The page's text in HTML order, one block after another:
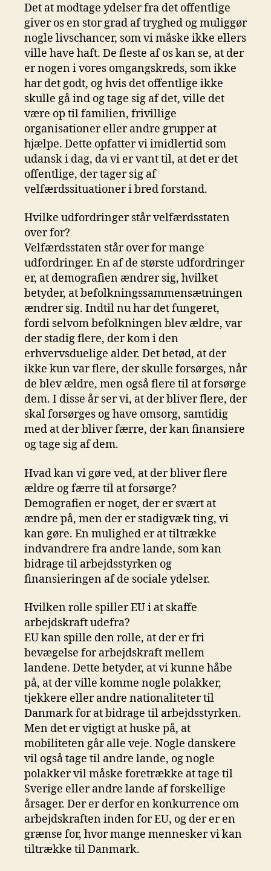
Det at modtage ydelser fra det offentlige
giver os en stor grad af tryghed og muliggør
nogle livschancer, som vi måske ikke ellers
ville have haft. De fleste af os kan se, at der
er nogen i vores omgangskreds, som ikke
har det godt, og hvis det offentlige ikke
skulle gå ind og tage sig af det, ville det
være op til familien, frivillige
organisationer eller andre grupper at
hjælpe. Dette opfatter vi imidlertid som
udansk i dag, da vi er vant til, at det er det
offentlige, der tager sig af
velfærdssituationer i bred forstand.
Hvilke udfordringer står velfærdsstaten
over for?
Velfærdsstaten står over for mange
udfordringer. En af de største udfordringer
er, at demografien ændrer sig, hvilket
betyder, at befolkningssammensætningen
ændrer sig. Indtil nu har det fungeret,
fordi selvom befolkningen blev ældre, var
der stadig flere, der kom i den
erhvervsduelige alder. Det betød, at der
ikke kun var flere, der skulle forsørges, når
de blev ældre, men også flere til at forsørge
dem. I disse år ser vi, at der bliver flere, der
skal forsørges og have omsorg, samtidig
med at der bliver færre, der kan finansiere
og tage sig af dem.
Hvad kan vi gøre ved, at der bliver flere
ældre og færre til at forsørge?
Demografien er noget, der er svært at
ændre på, men der er stadigvæk ting, vi
kan gøre. En mulighed er at tiltrække
indvandrere fra andre lande, som kan
bidrage til arbejdsstyrken og
finansieringen af de sociale ydelser.
Hvilken rolle spiller EU i at skaffe
arbejdskraft udefra?
EU kan spille den rolle, at der er fri
bevægelse for arbejdskraft mellem
landene. Dette betyder, at vi kunne håbe
på, at der ville komme nogle polakker,
tjekkere eller andre nationaliteter til
Danmark for at bidrage til arbejdsstyrken.
Men det er vigtigt at huske på, at
mobiliteten går alle veje. Nogle danskere
vil også tage til andre lande, og nogle
polakker vil måske foretrække at tage til
Sverige eller andre lande af forskellige
årsager. Der er derfor en konkurrence om
arbejdskraften inden for EU, og der er en
grænse for, hvor mange mennesker vi kan
tiltrække til Danmark.